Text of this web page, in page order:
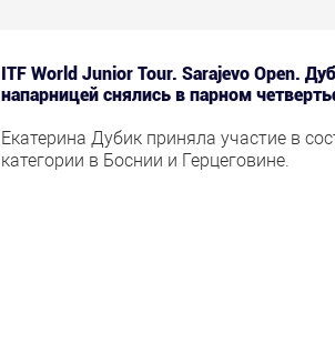
ITF World Junior Tour. Sarajevo Open.
напарницей снялись в парном
Екатерина Дубик приняла участие в
категории в Боснии и Герцеговине.